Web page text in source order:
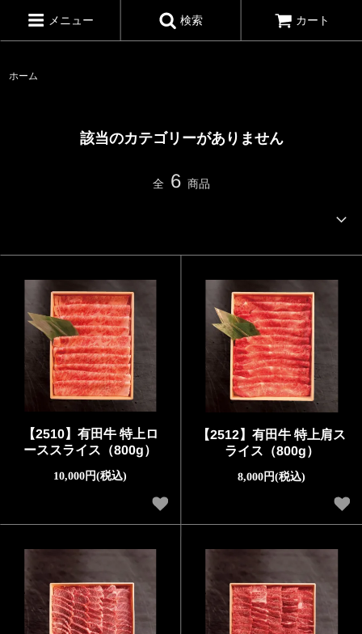
メニュー 検索 カート
ホーム
該当のカテゴリーがありません
全 6 商品
【2510】有田牛 特上ロ
ーススライス（800g）
10,000円(税込)
【2512】有田牛 特上肩ス
ライス（800g）
8,000円(税込)